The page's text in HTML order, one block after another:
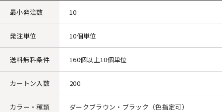
最小発注数 10
発注単位 10個単位
送料無料条件 160個以上10個単位
カートン入数 200
カラー・種類 ダークブラウン・ブラック（色指定可）